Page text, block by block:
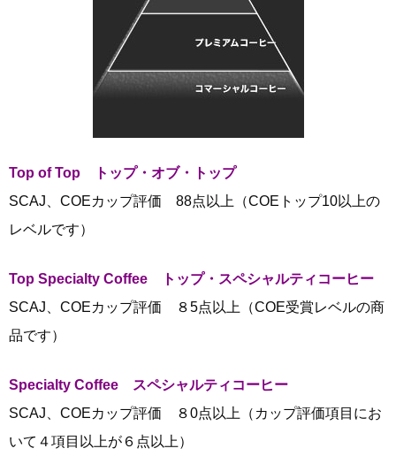
Top of Top トップ・オブ・トップ
SCAJ、COEカップ評価 88点以上（COEトップ10以上の
レベルです）
Top Specialty Coffee トップ・スペシャルティコーヒー
SCAJ、COEカップ評価 ８5点以上（COE受賞レベルの商
品です）
Specialty Coffee スペシャルティコーヒー
SCAJ、COEカップ評価 ８0点以上（カップ評価項目にお
いて４項目以上が６点以上）